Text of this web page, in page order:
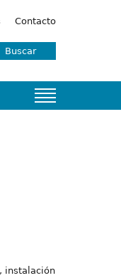
Contacto
Buscar
instalación